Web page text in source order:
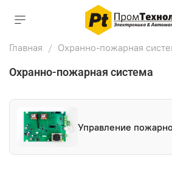
Главная Охранно-пожарная
Охранно-пожарная система
Управление